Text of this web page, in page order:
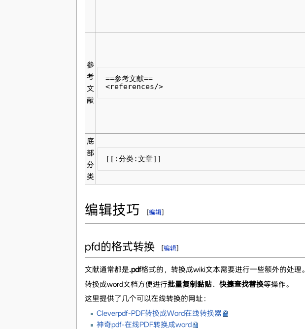
参
考
文
献
==参考文献==
<references/>
底
部
分
类
[[:分类:文章]]
编辑技巧 [编辑]
pfd的格式转换 [编辑]
文献通常都是.pdf格式的，转换成wiki文本需要进行一些额外的处理。
转换成word文档方便进行批量复制黏贴、 快捷查找替换等操作。
这里提供了几个可以在线转换的网址：
Cleverpdf-PDF转换成Word在线转换器
神奇pdf-在线PDF转换成word